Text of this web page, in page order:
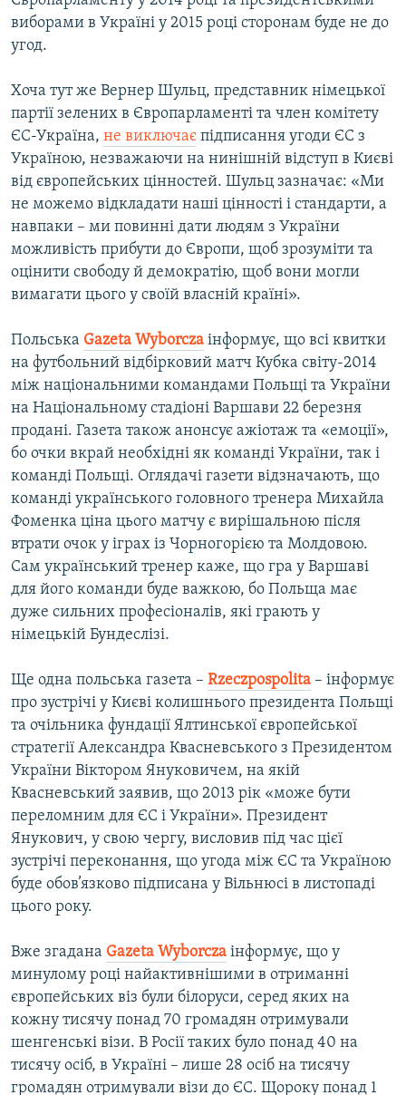
виборами в Україні у 2015 році сторонам буде не до
угод.
Хоча тут же Вернер Шульц, представник німецької
партії зелених в Європарламенті та член комітету
ЄС-Україна, не виключає підписання угоди ЄС з
Україною, незважаючи на нинішній відступ в Києві
від європейських цінностей. Шульц зазначає: «Ми
не можемо відкладати наші цінності і стандарти, а
навпаки – ми повинні дати людям з України
можливість прибути до Європи, щоб зрозуміти та
оцінити свободу й демократію, щоб вони могли
вимагати цього у своїй власній країні».
Польська Gazeta Wyborcza інформує, що всі квитки
на футбольний відбірковий матч Кубка світу-2014
між національними командами Польщі та України
на Національному стадіоні Варшави 22 березня
продані. Газета також анонсує ажіотаж та «емоції»,
бо очки вкрай необхідні як команді України, так і
команді Польщі. Оглядачі газети відзначають, що
команді українського головного тренера Михайла
Фоменка ціна цього матчу є вирішальною після
втрати очок у іграх із Чорногорією та Молдовою.
Сам український тренер каже, що гра у Варшаві
для його команди буде важкою, бо Польща має
дуже сильних професіоналів, які грають у
німецькій Бундеслізі.
Ще одна польська газета – Rzeczpospolita – інформує
про зустрічі у Києві колишнього президента Польщі
та очільника фундації Ялтинської європейської
стратегії Александра Квасневського з Президентом
України Віктором Януковичем, на якій
Квасневський заявив, що 2013 рік «може бути
переломним для ЄС і України». Президент
Янукович, у свою чергу, висловив під час цієї
зустрічі переконання, що угода між ЄС та Україною
буде обов’язково підписана у Вільнюсі в листопаді
цього року.
Вже згадана Gazeta Wyborcza інформує, що у
минулому році найактивнішими в отриманні
європейських віз були білоруси, серед яких на
кожну тисячу понад 70 громадян отримували
шенгенські візи. В Росії таких було понад 40 на
тисячу осіб, в Україні – лише 28 осіб на тисячу
громадян отримували візи до ЄС. Щороку понад 1